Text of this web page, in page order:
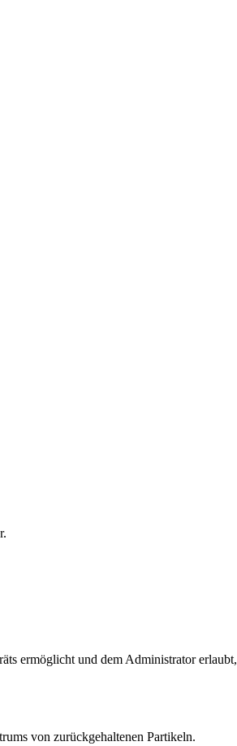
ermöglicht und dem Administrator
von zurückgehaltenen Partikeln.